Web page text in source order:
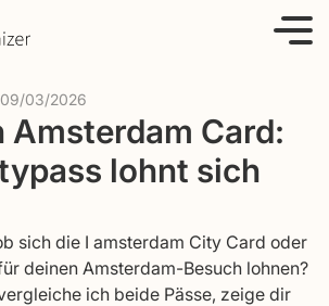
09/03/2026
Amsterdam Card:
lohnt sich
sich die I amsterdam City Card oder
deinen Amsterdam-Besuch lohnen?
ich beide Pässe, zeige dir